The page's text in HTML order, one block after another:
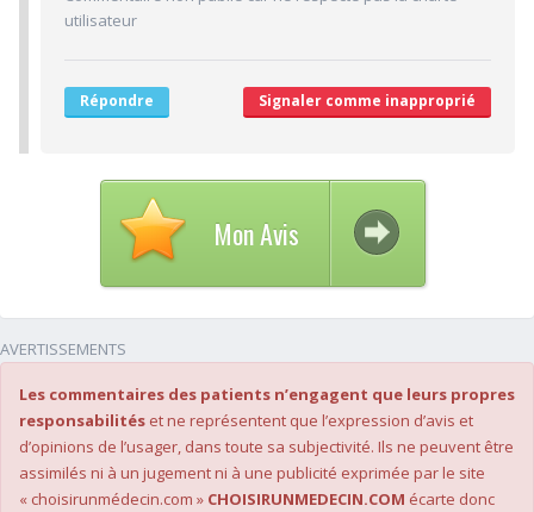
5/10 Ponctualité/Temps en salle d'attente/Retard
2/10 Desserte par les transports en commun
2/10 Stationnements alentours
utilisateur
Répondre Signaler comme inapproprié
Mon Avis
AVERTISSEMENTS
Les commentaires des patients n’engagent que leurs propres
responsabilités et ne représentent que l’expression d’avis et
d’opinions de l’usager, dans toute sa subjectivité. Ils ne peuvent être
assimilés ni à un jugement ni à une publicité exprimée par le site
« choisirunmédecin.com » CHOISIRUNMEDECIN.COM écarte donc